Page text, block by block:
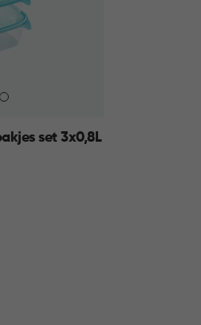
set 3x0,8L